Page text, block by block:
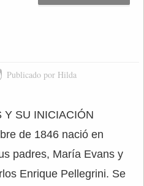
Publicado por Hilda
Y SU INICIACIÓN
de 1846 nació en
padres, María Evans y
Enrique Pellegrini. Se